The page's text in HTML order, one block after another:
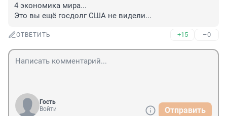
4 экономика мира...
Это вы ещё госдолг США не видели...
ОТВЕТИТЬ +15 –0
Гость
Войти
Отправить